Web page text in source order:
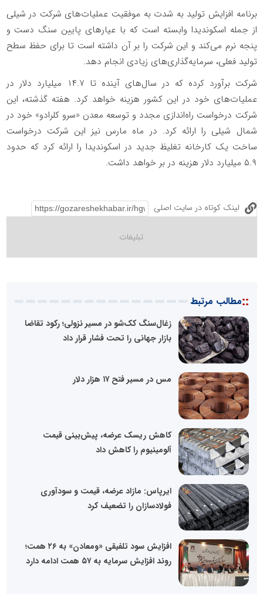
برنامه افزایش تولید به شدت به موفقیت عملیات‌های شرکت در شیلی
از جمله اسکوندیدا وابسته است که با عیارهای پایین سنگ دست و
پنجه نرم می‌کند و این شرکت را بر آن داشته است تا برای حفظ سطح
تولید فعلی، سرمایه‌گذاری‌های زیادی انجام دهد.
شرکت برآورد کرده که در سال‌های آینده تا ۱۴.۷ میلیارد دلار در
عملیات‌های خود در این کشور هزینه خواهد کرد. هفته گذشته، این
شرکت درخواست راه‌اندازی مجدد و توسعه معدن «سرو کلرادو» خود در
شمال شیلی را ارائه کرد. در ماه مارس نیز این شرکت درخواست
ساخت یک کارخانه تغلیظ جدید در اسکوندیدا را ارائه کرد که حدود
۵.۹ میلیارد دلار هزینه در بر خواهد داشت.
لینک کوتاه در سایت اصلی
::مطالب مرتبط
زغال‌سنگ کک‌شو در مسیر نزولی؛ رکود تقاضا
بازار جهانی را تحت فشار قرار داد
مس در مسیر فتح ۱۷ هزار دلار
کاهش ریسک عرضه، پیش‌بینی قیمت
آلومینیوم را کاهش داد
ایرپاس: مازاد عرضه، قیمت و سودآوری
فولادسازان را تضعیف کرد
افزایش سود تلفیقی «ومعادن» به ۲۶ همت؛
روند افزایش سرمایه به ۵۷ همت ادامه دارد